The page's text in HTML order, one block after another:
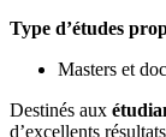
Type d’études
Masters et
Destinés aux
d’excellents